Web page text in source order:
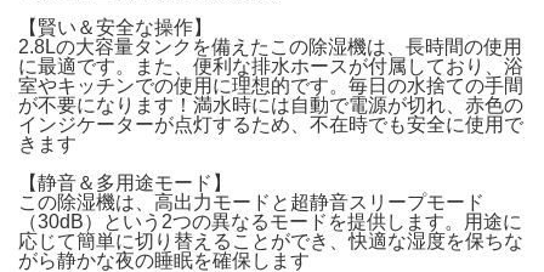
【賢い＆安全な操作】
2.8Lの大容量タンクを備えたこの除湿機は、長時間の使用
に最適です。また、便利な排水ホースが付属しており、浴
室やキッチンでの使用に理想的です。毎日の水捨ての手間
が不要になります！満水時には自動で電源が切れ、赤色の
インジケーターが点灯するため、不在時でも安全に使用で
きます
【静音＆多用途モード】
この除湿機は、高出力モードと超静音スリープモード
（30dB）という2つの異なるモードを提供します。用途に
応じて簡単に切り替えることができ、快適な湿度を保ちな
がら静かな夜の睡眠を確保します